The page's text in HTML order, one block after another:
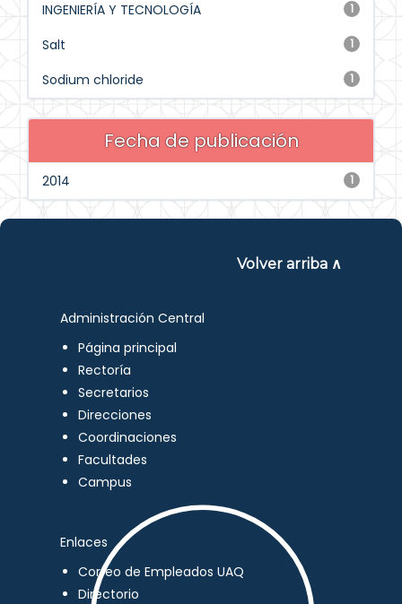
1
INGENIERÍA Y TECNOLOGÍA
1
Salt
1
Sodium chloride
Fecha de publicación
1
2014
Volver arriba ∧
Administración Central
Página principal
Rectoría
Secretarios
Direcciones
Coordinaciones
Facultades
Campus
Enlaces
Correo de Empleados UAQ
Directorio